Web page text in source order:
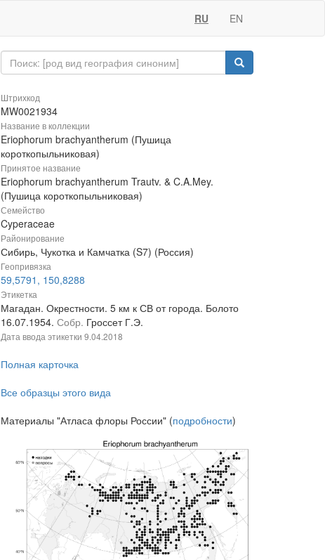
RU EN
Штрихкод
MW0021934
Название в коллекции
Eriophorum brachyantherum (Пушица
короткопыльниковая)
Принятое название
Eriophorum brachyantherum Trautv. & C.A.Mey.
(Пушица короткопыльниковая)
Семейство
Cyperaceae
Районирование
Сибирь, Чукотка и Камчатка (S7) (Россия)
Геопривязка
59,5791, 150,8288
Этикетка
Магадан. Окрестности. 5 км к СВ от города. Болото
16.07.1954. Собр. Гроссет Г.Э.
Дата ввода этикетки 9.04.2018
Полная карточка
Все образцы этого вида
Материалы "Атласа флоры России" (подробности)